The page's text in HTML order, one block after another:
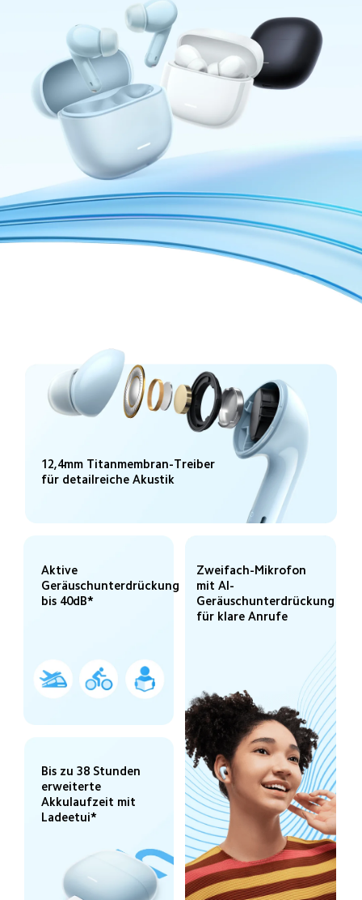
12,4mm Titanmembran-Treiber
für detailreiche Akustik
Zweifach-Mikrofon
mit AI-
Geräuschunterdrückung
für klare Anrufe
Aktive
Geräuschunterdrückung
bis 40dB*
Bis zu 38 Stunden
erweiterte
Akkulaufzeit mit
Ladeetui*